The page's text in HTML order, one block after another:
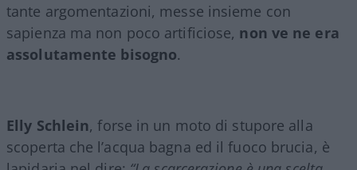
tante argomentazioni, messe insieme con
sapienza ma non poco artificiose, non ve ne era
assolutamente bisogno.
Elly Schlein, forse in un moto di stupore alla
scoperta che l’acqua bagna ed il fuoco brucia, è